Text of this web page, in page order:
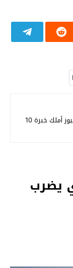
كاتبة ومحررة صحفية في موقع جورتن نيوز أملك خبرة 10
يضرب